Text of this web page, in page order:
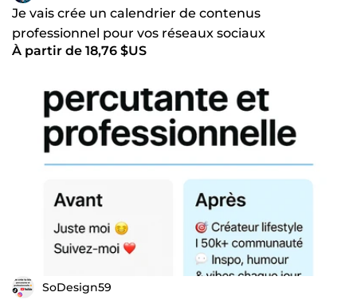
Je vais crée un calendrier de contenus
professionnel pour vos réseaux sociaux
À partir de 18,76 $US
SoDesign59